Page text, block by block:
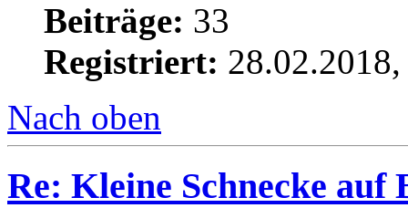
Beiträge: 33
Registriert:
Nach oben
Re: Kleine Schnecke auf